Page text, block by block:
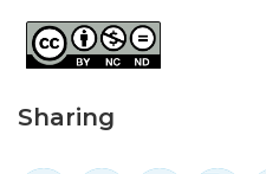
Sharing